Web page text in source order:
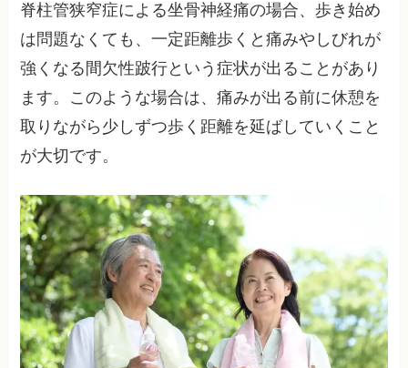
脊柱管狭窄症による坐骨神経痛の場合、歩き始め
は問題なくても、一定距離歩くと痛みやしびれが
強くなる間欠性跛行という症状が出ることがあり
ます。このような場合は、痛みが出る前に休憩を
取りながら少しずつ歩く距離を延ばしていくこと
が大切です。